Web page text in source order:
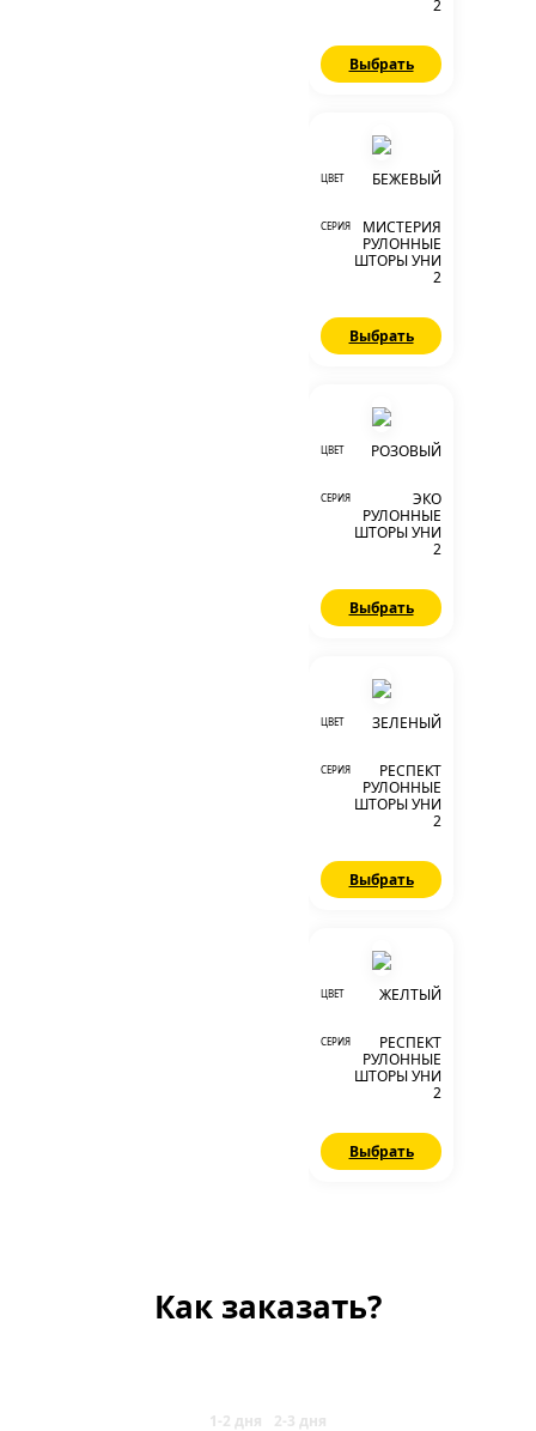
2
Выбрать
ЦВЕТ БЕЖЕВЫЙ
СЕРИЯ
МИСТЕРИЯ
РУЛОННЫЕ
ШТОРЫ УНИ
2
Выбрать
ЦВЕТ РОЗОВЫЙ
СЕРИЯ
ЭКО
РУЛОННЫЕ
ШТОРЫ УНИ
2
Выбрать
ЦВЕТ ЗЕЛЕНЫЙ
СЕРИЯ
РЕСПЕКТ
РУЛОННЫЕ
ШТОРЫ УНИ
2
Выбрать
ЦВЕТ ЖЕЛТЫЙ
СЕРИЯ
РЕСПЕКТ
РУЛОННЫЕ
ШТОРЫ УНИ
2
Выбрать
Как заказать?